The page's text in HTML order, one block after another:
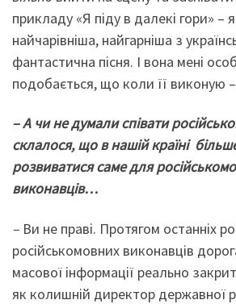
прикладу «Я піду в далекі гори»
найчарівніша, найгарніша з
фантастична пісня. І вона мені
подобається, що коли її виконую
– А чи не думали співати
склалося, що в нашій країні
розвиватися саме для
виконавців…
– Ви не праві. Протягом останніх
російськомовних виконавців
масової інформації реально
як колишній директор державної